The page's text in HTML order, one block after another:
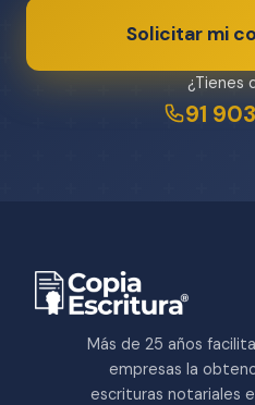
Solicitar mi
¿Tienes
91
Más de 25 años
empresas la
escrituras notariales